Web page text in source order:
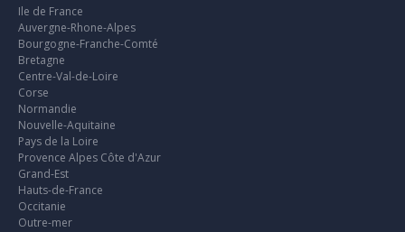
Ile de France
Auvergne-Rhone-Alpes
Bourgogne-Franche-Comté
Bretagne
Centre-Val-de-Loire
Corse
Normandie
Nouvelle-Aquitaine
Pays de la Loire
Provence Alpes Côte d'Azur
Grand-Est
Hauts-de-France
Occitanie
Outre-mer